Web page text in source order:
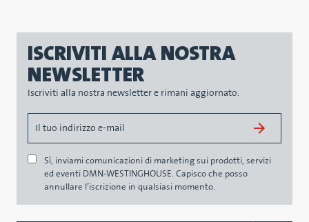
ISCRIVITI ALLA NOSTRA
NEWSLETTER
Iscriviti alla nostra newsletter e rimani aggiornato.
Sì, inviami comunicazioni di marketing sui prodotti, servizi
ed eventi DMN-WESTINGHOUSE. Capisco che posso
annullare l’iscrizione in qualsiasi momento.